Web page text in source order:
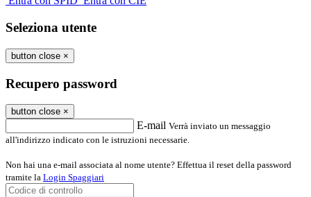
Seleziona utente
button close ×
Recupero password
button close ×
E-mail Verrà inviato un messaggio
all'indirizzo indicato con le istruzioni necessarie.
Non hai una e-mail associata al nome utente? Effettua il reset della password
tramite la Login Spaggiari